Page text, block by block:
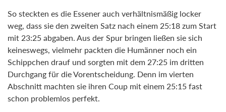
So steckten es die Essener auch verhältnismäßig locker
weg, dass sie den zweiten Satz nach einem 25:18 zum Start
mit 23:25 abgaben. Aus der Spur bringen ließen sie sich
keineswegs, vielmehr packten die Humänner noch ein
Schippchen drauf und sorgten mit dem 27:25 im dritten
Durchgang für die Vorentscheidung. Denn im vierten
Abschnitt machten sie ihren Coup mit einem 25:15 fast
schon problemlos perfekt.